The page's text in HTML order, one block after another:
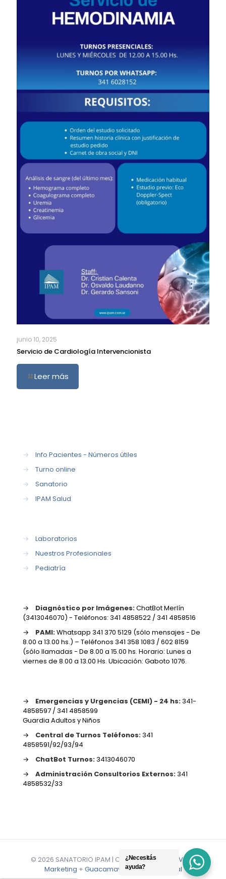
junio 10, 2025
Servicio de Cardiología Intervencionista
Leer más
→
Info Pacientes - Números útiles
→
Turno online
→
Sanatorio
→
IPAM Salud
→
Laboratorios
→
Nuestros Profesionales
→
Pediatría
→ Diagnóstico por Imágenes:ChatBot Merlín
(3413046070) - Teléfonos: 341 4858522 / 341 4858516
→
PAMI:Whatsapp 341 370 5129 (sólo mensajes - De
8.00 a 13.00 hs.) – Teléfonos 341 358 1083 / 602 8159
(sólo llamadas - De 8.00 a 15.00 hs. Horario: Lunes a
viernes de 8.00 a 13.00 Hs. Ubicación: Gaboto 1076.
→ Emergencias y Urgencias (CEMI) - 24 hs:341-
4858597 / 341 4858599
Guardia Adultos y Niños
→
Central de Turnos Teléfonos:341
4858591/92/93/94
→
ChatBot Turnos:3413046070
→
Administración Consultorios Externos:341
4858532/33
© 2026 SANATORIO IPAM | Creado porMiguel Vidal
Marketing + Guacamaya Marketing Digital
¿Necesitás
ayuda?